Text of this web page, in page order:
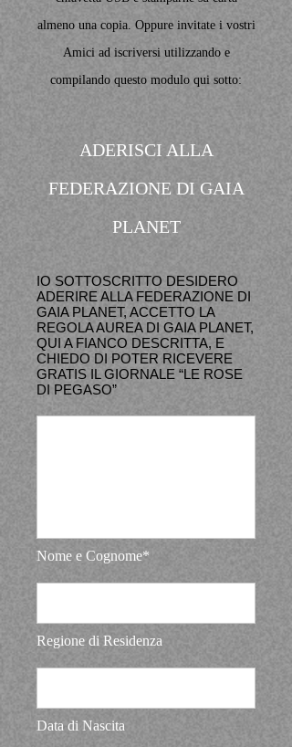
almeno una copia. Oppure invitate i vostri
Amici ad iscriversi utilizzando e
compilando questo modulo qui sotto:
ADERISCI ALLA
FEDERAZIONE DI GAIA
PLANET
IO SOTTOSCRITTO DESIDERO
ADERIRE ALLA FEDERAZIONE DI
GAIA PLANET, ACCETTO LA
REGOLA AUREA DI GAIA PLANET,
QUI A FIANCO DESCRITTA, E
CHIEDO DI POTER RICEVERE
GRATIS IL GIORNALE “LE ROSE
DI PEGASO”
Nome e Cognome*
Regione di Residenza
Data di Nascita